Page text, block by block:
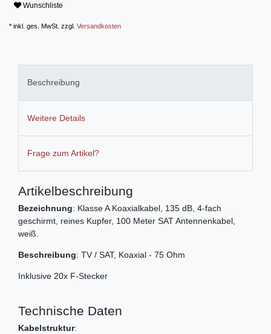
Wunschliste
* inkl. ges. MwSt. zzgl. Versandkosten
Beschreibung
Weitere Details
Frage zum Artikel?
Artikelbeschreibung
Bezeichnung: Klasse A Koaxialkabel, 135 dB, 4-fach
geschirmt, reines Kupfer, 100 Meter SAT Antennenkabel,
weiß.
Beschreibung: TV / SAT, Koaxial - 75 Ohm
Inklusive 20x F-Stecker
Technische Daten
Kabelstruktur: